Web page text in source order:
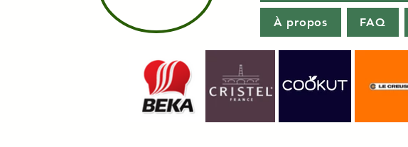
À propos FAQ